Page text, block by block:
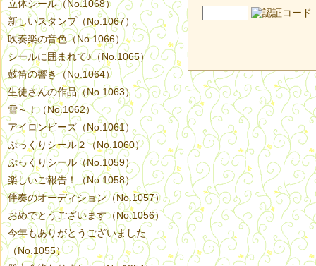
立体シール（No.1068）
新しいスタンプ（No.1067）
吹奏楽の音色（No.1066）
シールに囲まれて♪（No.1065）
鼓笛の響き（No.1064）
生徒さんの作品（No.1063）
雪～！（No.1062）
アイロンビーズ（No.1061）
ぷっくりシール２（No.1060）
ぷっくりシール（No.1059）
楽しいご報告！（No.1058）
伴奏のオーディション（No.1057）
おめでとうございます（No.1056）
今年もありがとうございました
（No.1055）